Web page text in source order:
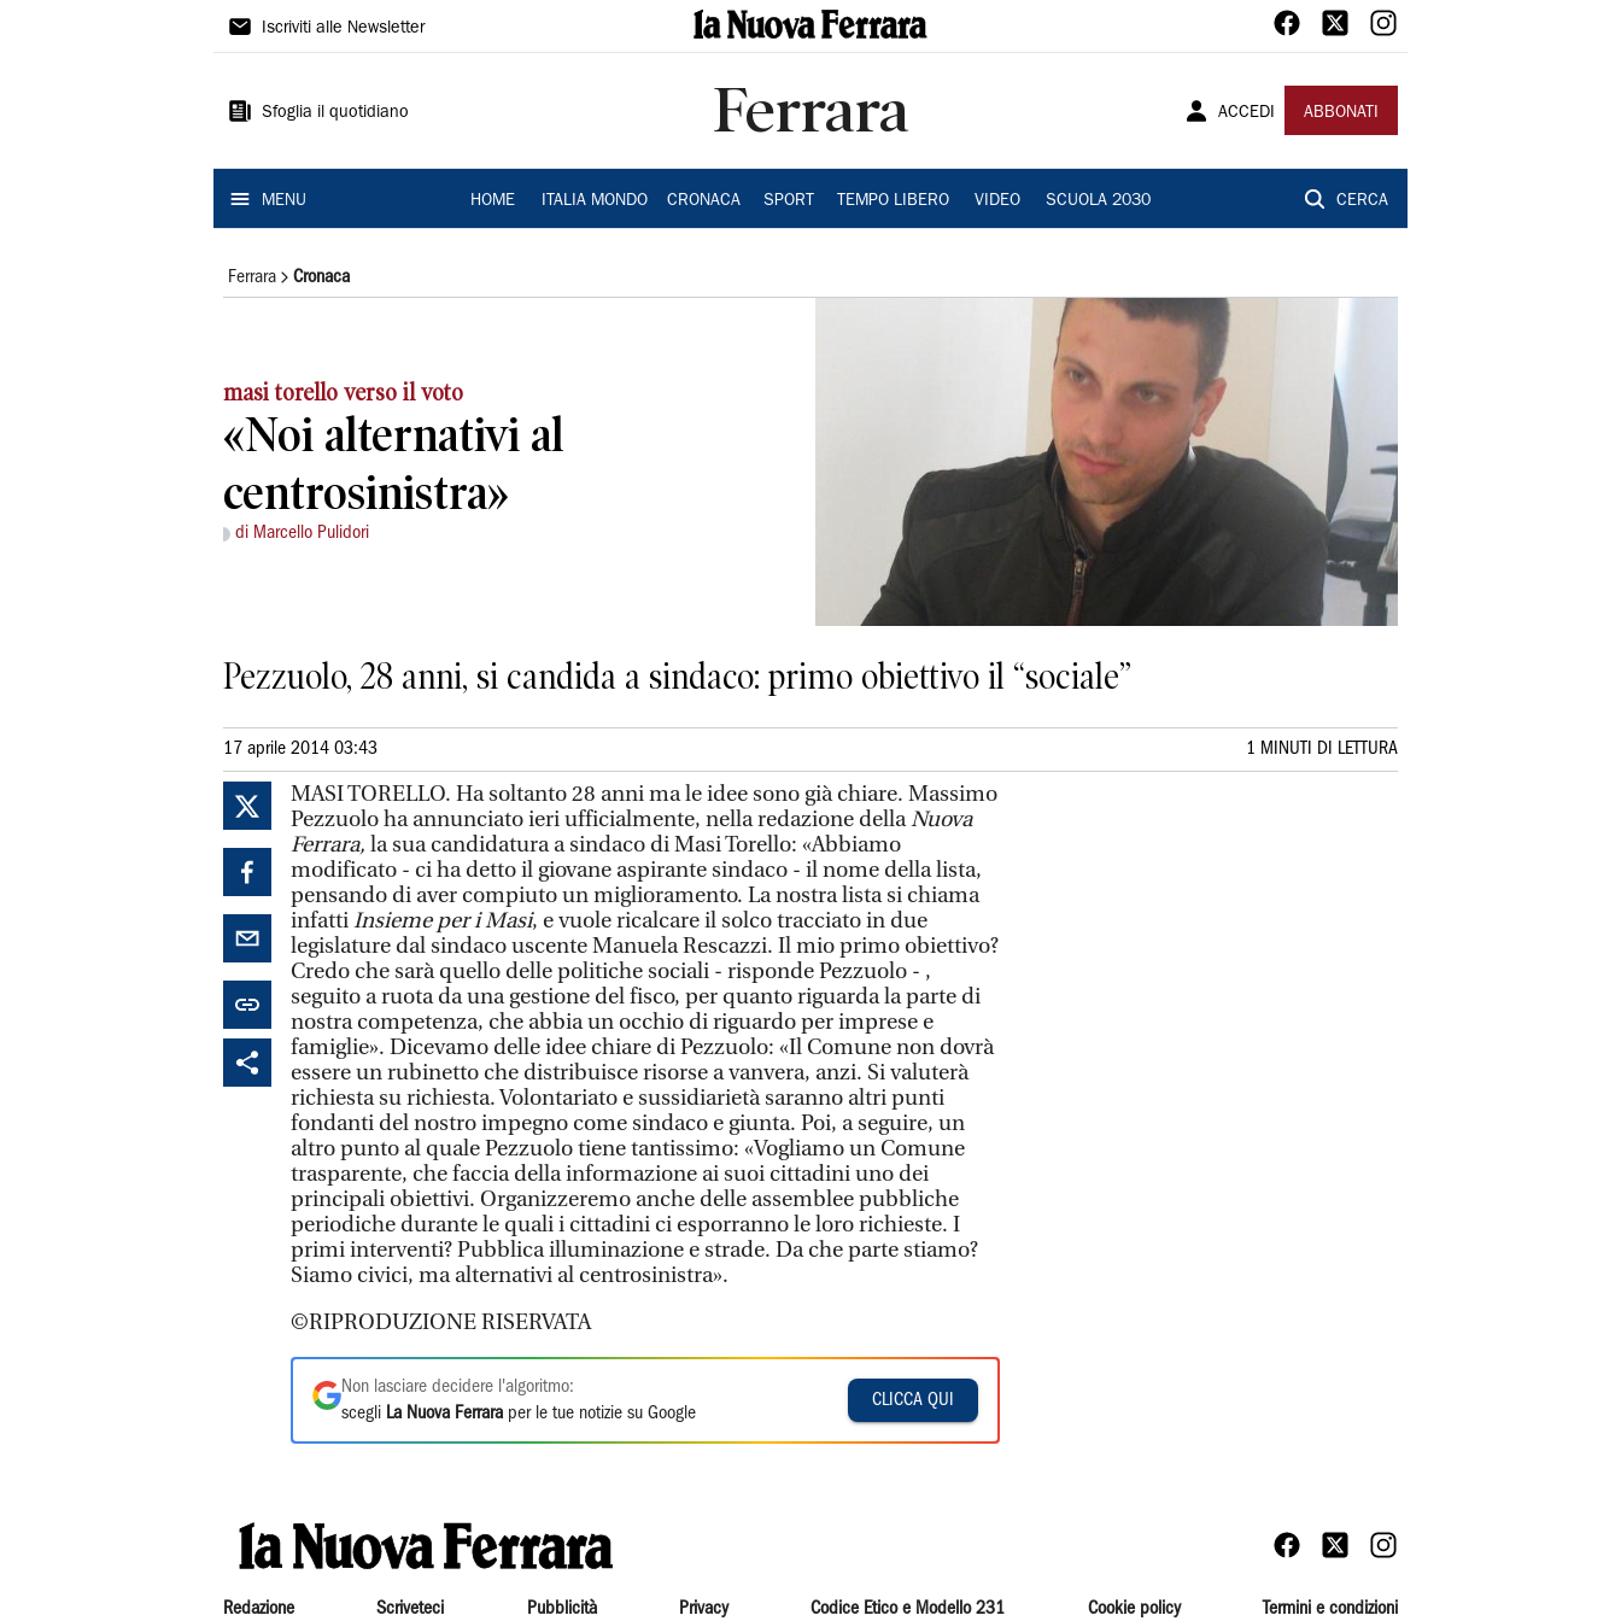
La
Ferrara
Iscriviti alle Newsletter
Sfoglia il quotidiano Ferrara ACCEDI ABBONATI
MENU HOME ITALIA MONDO CRONACA SPORT TEMPO LIBERO VIDEO SCUOLA 2030 CERCA
Ferrara Cronaca
masi torello verso il voto
«Noi alternativi al
centrosinistra»
di Marcello Pulidori
Pezzuolo, 28 anni, si candida a sindaco: primo obiettivo il “sociale”
17 aprile 2014 03:43 1 MINUTI DI LETTURA
MASI TORELLO. Ha soltanto 28 anni ma le idee sono già chiare. Massimo
Pezzuolo ha annunciato ieri ufficialmente, nella redazione dellaNuova
Ferrara, la sua candidatura a sindaco di Masi Torello: «Abbiamo
modificato - ci ha detto il giovane aspirante sindaco - il nome della lista,
pensando di aver compiuto un miglioramento. La nostra lista si chiama
infattiInsieme per i Masi, e vuole ricalcare il solco tracciato in due
legislature dal sindaco uscente Manuela Rescazzi. Il mio primo obiettivo?
Credo che sarà quello delle politiche sociali - risponde Pezzuolo - ,
seguito a ruota da una gestione del fisco, per quanto riguarda la parte di
nostra competenza, che abbia un occhio di riguardo per imprese e
famiglie». Dicevamo delle idee chiare di Pezzuolo: «Il Comune non dovrà
essere un rubinetto che distribuisce risorse a vanvera, anzi. Si valuterà
richiesta su richiesta. Volontariato e sussidiarietà saranno altri punti
fondanti del nostro impegno come sindaco e giunta. Poi, a seguire, un
altro punto al quale Pezzuolo tiene tantissimo: «Vogliamo un Comune
trasparente, che faccia della informazione ai suoi cittadini uno dei
principali obiettivi. Organizzeremo anche delle assemblee pubbliche
periodiche durante le quali i cittadini ci esporranno le loro richieste. I
primi interventi? Pubblica illuminazione e strade. Da che parte stiamo?
Siamo civici, ma alternativi al centrosinistra».
©RIPRODUZIONE RISERVATA
Non lasciare decidere l'algoritmo:
scegli La Nuova Ferrara per le tue notizie su Google
CLICCA QUI
Redazione Scriveteci Pubblicità Privacy Codice Etico e Modello 231 Cookie policy Termini e condizioni